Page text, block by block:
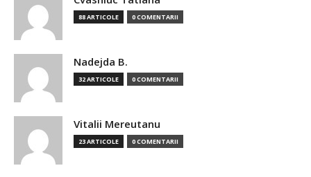
88 ARTICOLE 0 COMENTARII
Nadejda B.
32 ARTICOLE 0 COMENTARII
Vitalii Mereutanu
23 ARTICOLE 0 COMENTARII